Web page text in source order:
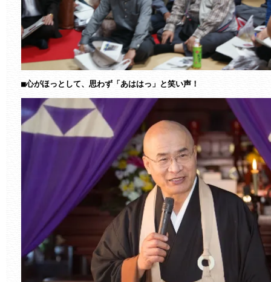
■心がほっとして、思わず「あははっ」と笑い声！